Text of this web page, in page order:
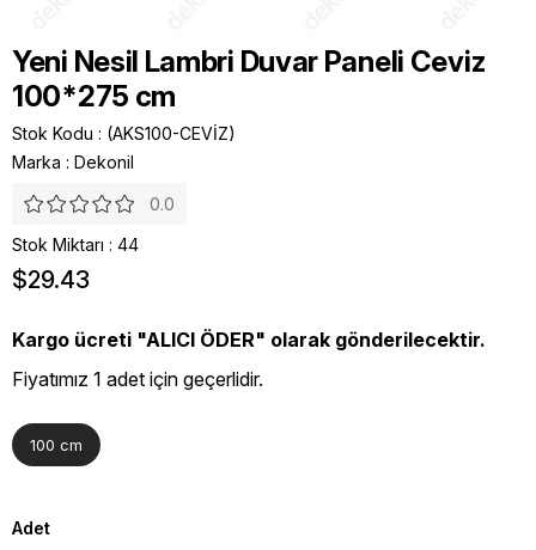
Yeni Nesil Lambri Duvar Paneli Ceviz
100*275 cm
Stok Kodu
(AKS100-CEVİZ)
Marka : Dekonil
0.0
Stok Miktarı : 44
$29.43
Kargo ücreti "ALICI ÖDER" olarak gönderilecektir.
Fiyatımız 1 adet için geçerlidir.
100 cm
Adet